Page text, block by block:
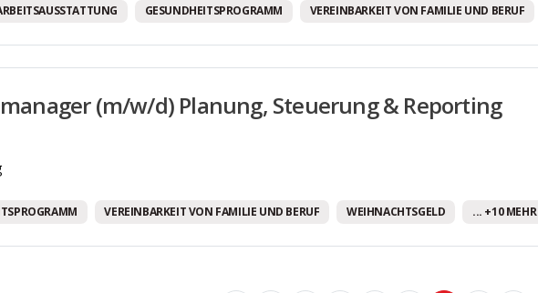
GESUNDHEITSPROGRAMM VEREINBARKEIT VON FAMILIE UND BERUF
(m/w/d) Planung, Steuerung & Reporting
VEREINBARKEIT VON FAMILIE UND BERUF WEIHNACHTSGELD ... +10 MEHR